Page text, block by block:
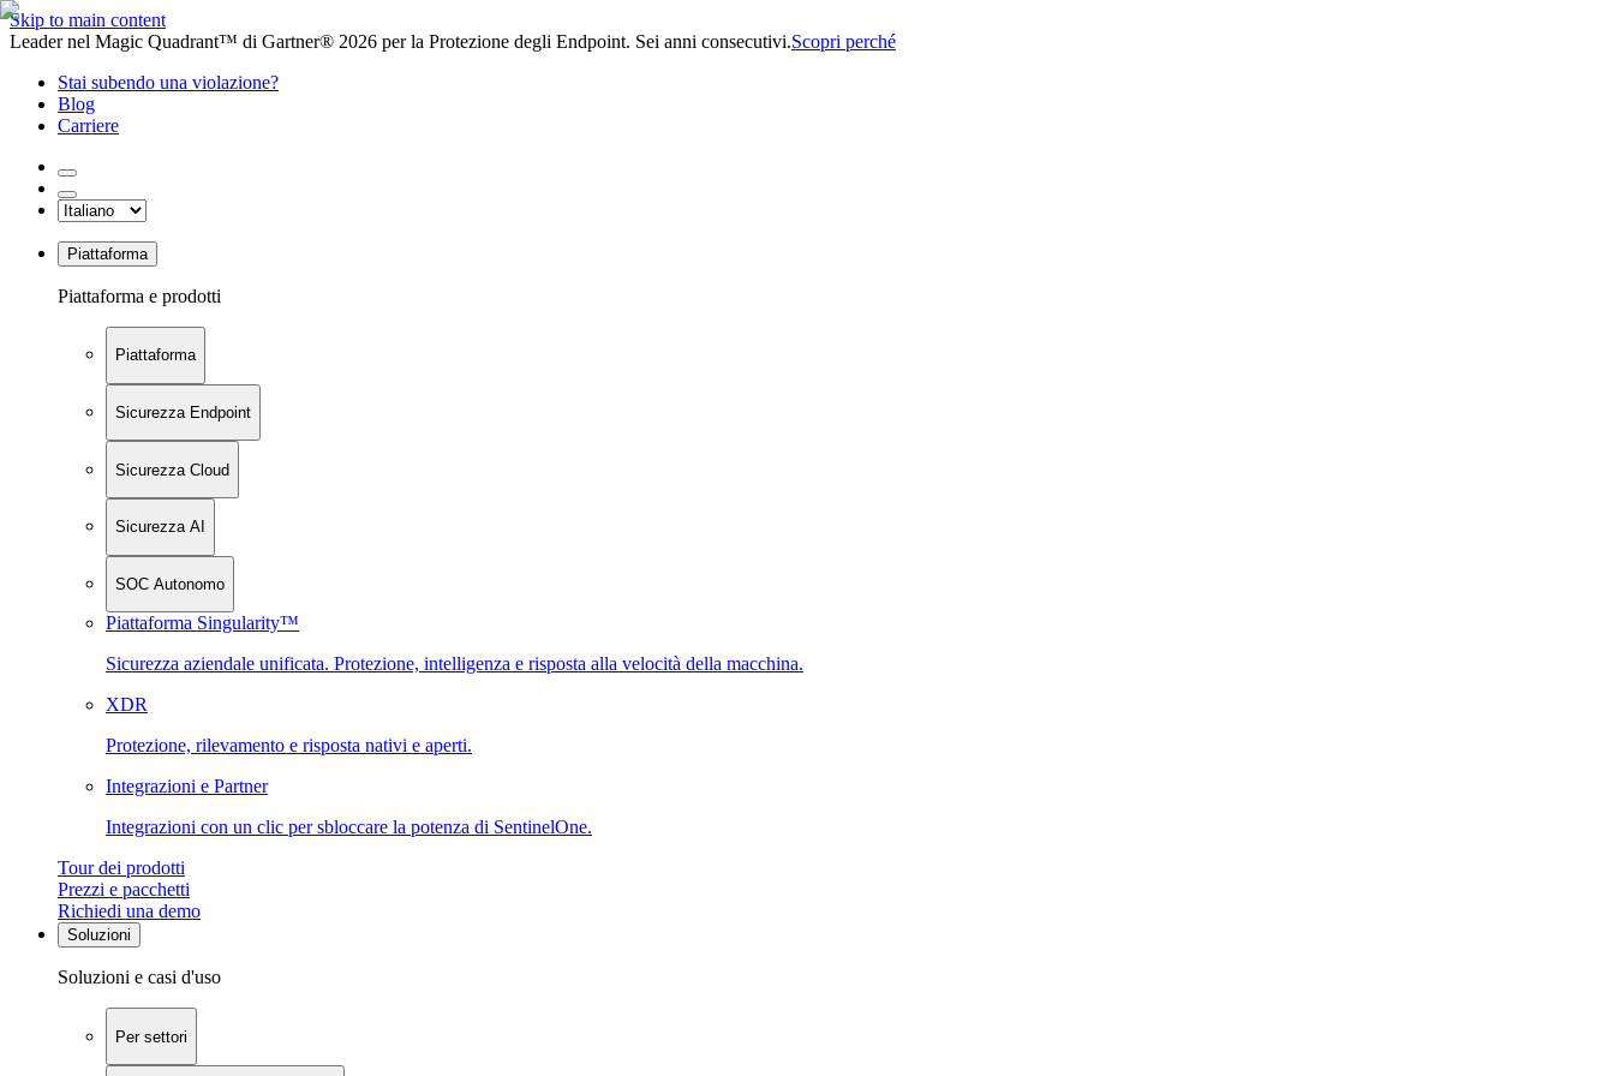
Skip to main content
Leader nel Magic Quadrant™ di Gartner® 2026 per la Protezione degli Endpoint. Sei anni consecutivi.Scopri perché
Stai subendo una violazione?
Blog
Carriere
Piattaforma
Piattaforma e prodotti
Piattaforma
Sicurezza Endpoint
Sicurezza Cloud
Sicurezza AI
SOC Autonomo
Piattaforma Singularity™
Sicurezza aziendale unificata. Protezione, intelligenza e risposta alla velocità della macchina.
XDR
Protezione, rilevamento e risposta nativi e aperti.
Integrazioni e Partner
Integrazioni con un clic per sbloccare la potenza di SentinelOne.
Tour dei prodotti
Prezzi e pacchetti
Richiedi una demo
Soluzioni
Soluzioni e casi d'uso
Per settori